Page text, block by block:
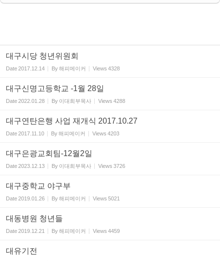
대구시당 청년위원회
Date2017.12.14 By해피메이커 Views 4328
대구신명고등학교 -1월 28일
Date2022.01.28 By 이대희부목사 Views 4288
대구연탄은행 사업 재개식 2017.10.27
Date2017.11.10 By해피메이커 Views 4203
대구은광교회팀-12월2일
Date2023.12.13 By 이대희부목사 Views 3726
대구중학교 야구부
Date2019.01.26 By해피메이커 Views 5021
대동병원 청년들
Date2019.12.21 By해피메이커 Views 4459
대유기전